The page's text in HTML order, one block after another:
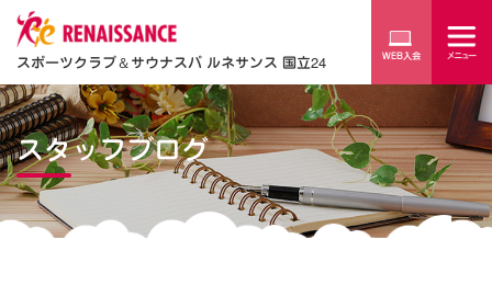
スポーツクラブ＆サウナスパ ルネサンス 国立24
スタッフブログ